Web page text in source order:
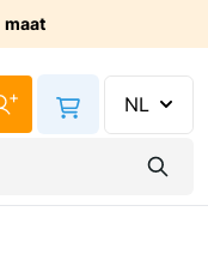
maat
+ NL